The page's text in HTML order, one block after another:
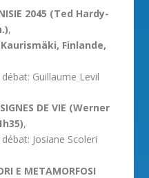
2045 (Ted Hardy-
,
Kaurismäki, Finlande,
Guillaume Levil
DE VIE (Werner
,
Josiane Scoleri
E METAMORFOSI